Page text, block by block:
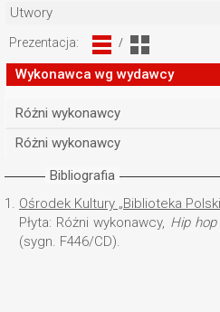
Utwory
Prezentacja: /
Wykonawca wg wydawcy
Różni wykonawcy
Różni wykonawcy
Bibliografia
1. Ośrodek Kultury „Biblioteka
Płyta: Różni wykonawcy, Hip
(sygn. F446/CD).